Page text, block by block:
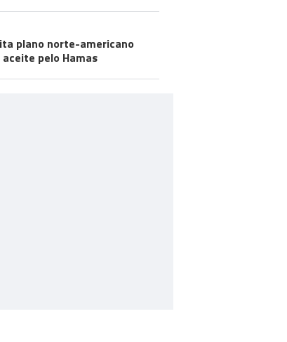
plano norte-americano
aceite pelo Hamas